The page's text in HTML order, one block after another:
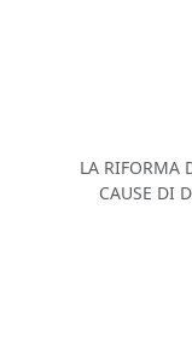
LA RIFORMA
CAUSE DI